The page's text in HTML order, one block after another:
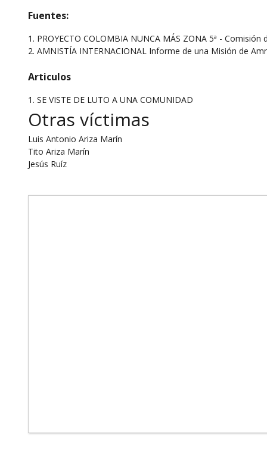
Fuentes:
1. PROYECTO COLOMBIA NUNCA MÁS ZONA 5ª -
2. AMNISTÍA INTERNACIONAL Informe de una Misión de
Articulos
1. SE VISTE DE LUTO A UNA COMUNIDAD
Otras víctimas
Luis Antonio Ariza Marín
Tito Ariza Marín
Jesús Ruíz